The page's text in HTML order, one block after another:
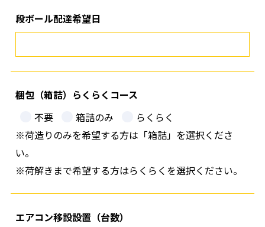
段ボール配達希望日
梱包（箱詰）らくらくコース
不要
箱詰のみ
らくらく
※荷造りのみを希望する方は「箱詰」を選択くださ
い。
※荷解きまで希望する方はらくらくを選択ください。
エアコン移設設置（台数）